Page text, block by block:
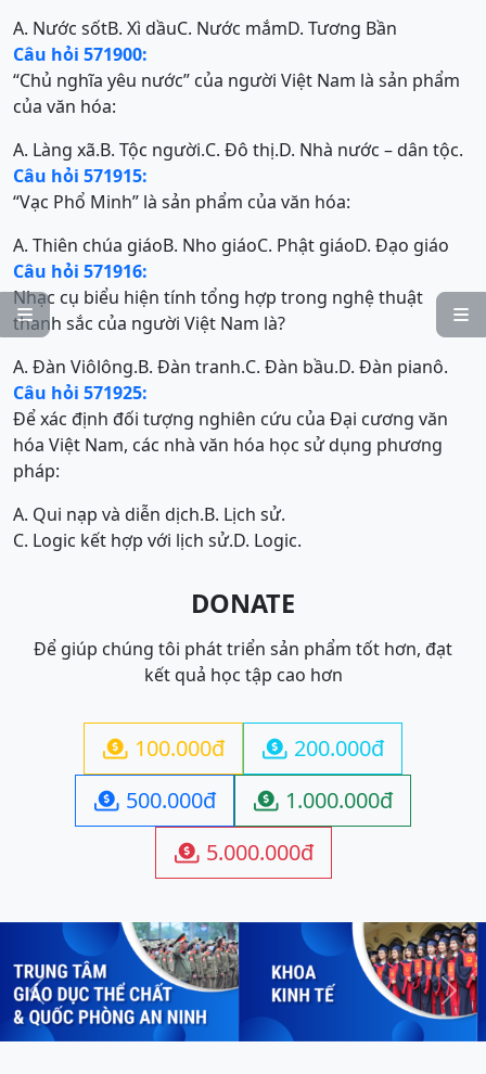


A. Nước sốtB. Xì dầuC. Nước mắmD. Tương Bần
Câu hỏi 571900:
“Chủ nghĩa yêu nước” của người Việt Nam là sản phẩm
của văn hóa:
A. Làng xã.B. Tộc người.C. Đô thị.D. Nhà nước – dân tộc.
Câu hỏi 571915:
“Vạc Phổ Minh” là sản phẩm của văn hóa:
A. Thiên chúa giáoB. Nho giáoC. Phật giáoD. Đạo giáo
Câu hỏi 571916:
Nhạc cụ biểu hiện tính tổng hợp trong nghệ thuật
thanh sắc của người Việt Nam là?
A. Đàn Viôlông.B. Đàn tranh.C. Đàn bầu.D. Đàn pianô.
Câu hỏi 571925:
Để xác định đối tượng nghiên cứu của Đại cương văn
hóa Việt Nam, các nhà văn hóa học sử dụng phương
pháp:
A. Qui nạp và diễn dịch.B. Lịch sử.
C. Logic kết hợp với lịch sử.D. Logic.
DONATE
Để giúp chúng tôi phát triển sản phẩm tốt hơn, đạt
kết quả học tập cao hơn
 100.000đ  200.000đ
 500.000đ  1.000.000đ
 5.000.000đ
Previous Next